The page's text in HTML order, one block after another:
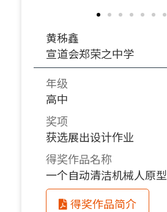
黄秭鑫
宣道会郑荣之中学
年级
高中
奖项
获选展出设计作业
得奖作品名称
一个自动清洁机械人原型
得奖作品简介